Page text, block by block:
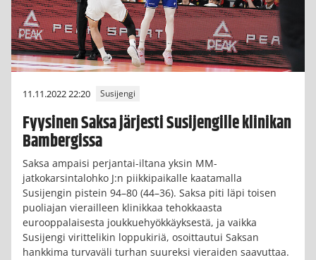
11.11.2022 22:20 Susijengi
Fyysinen Saksa järjesti Susijengille klinikan
Bambergissa
Saksa ampaisi perjantai-iltana yksin MM-
jatkokarsintalohko J:n piikkipaikalle kaatamalla
Susijengin pistein 94–80 (44–36). Saksa piti läpi toisen
puoliajan vierailleen klinikkaa tehokkaasta
eurooppalaisesta joukkuehyökkäyksestä, ja vaikka
Susijengi virittelikin loppukiriä, osoittautui Saksan
hankkima turvaväli turhan suureksi vieraiden saavuttaa.